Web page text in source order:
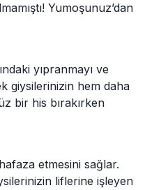
Yumoşunuz’dan
yıpranmayı ve
giysilerinizin hem daha
bir his bırakırken
etmesini sağlar.
liflerine işleyen